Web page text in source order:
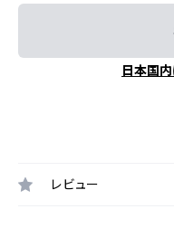
日本国
レビュー